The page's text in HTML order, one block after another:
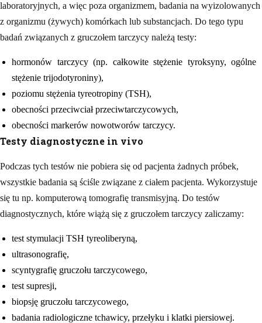
laboratoryjnych, a więc poza organizmem, badania na wyizolowanych
z organizmu (żywych) komórkach lub substancjach. Do tego typu
badań związanych z gruczołem tarczycy należą testy:
hormonów tarczycy (np. całkowite stężenie tyroksyny, ogólne
stężenie trijodotyroniny),
poziomu stężenia tyreotropiny (TSH),
obecności przeciwciał przeciwtarczycowych,
obecności markerów nowotworów tarczycy.
Testy diagnostyczne in vivo
Podczas tych testów nie pobiera się od pacjenta żadnych próbek,
wszystkie badania są ściśle związane z ciałem pacjenta. Wykorzystuje
się tu np. komputerową tomografię transmisyjną. Do testów
diagnostycznych, które wiążą się z gruczołem tarczycy zaliczamy:
test stymulacji TSH tyreoliberyną,
ultrasonografię,
scyntygrafię gruczołu tarczycowego,
test supresji,
biopsję gruczołu tarczycowego,
badania radiologiczne tchawicy, przełyku i klatki piersiowej.